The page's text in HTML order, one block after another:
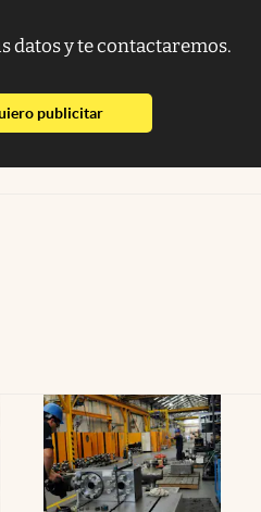
datos y te contactaremos.
publicitarabre en nueva pestaña